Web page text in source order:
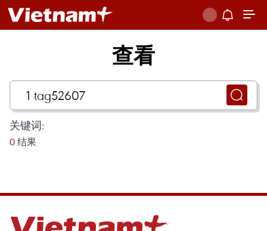
查看
关键词:
0 结果